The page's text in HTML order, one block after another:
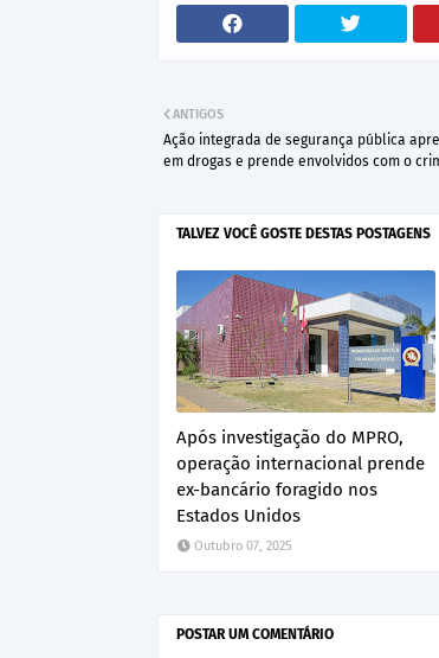
ANTIGOS
Ação integrada de segurança pública
em drogas e prende envolvidos com o
TALVEZ VOCÊ GOSTE DESTAS POSTAGENS
Após investigação do MPRO,
operação internacional prende
ex-bancário foragido nos
Estados Unidos
Outubro 07, 2025
POSTAR UM COMENTÁRIO